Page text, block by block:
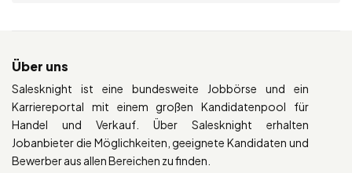
Über uns
Salesknight ist eine bundesweite Jobbörse und ein
Karriereportal mit einem großen Kandidatenpool für
Handel und Verkauf. Über Salesknight erhalten
Jobanbieter die Möglichkeiten, geeignete Kandidaten und
Bewerber aus allen Bereichen zu finden.